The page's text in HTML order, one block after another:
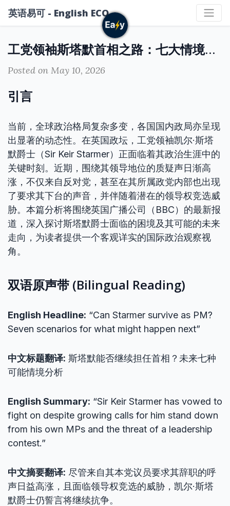
英语易可 - English ECO
工党领袖斯塔默首相之路：七大情境分析
Posted on May 10, 2026
引言
当前，全球政治格局复杂多变，各国国内政局亦呈现
出显著的动态性。在英国政坛，工党领袖凯尔·斯塔
默爵士（Sir Keir Starmer）正面临着其政治生涯中的
关键时刻。近期，围绕其领导地位的质疑声日渐高
涨，不仅来自反对党，甚至在其所属政党内部也出现
了要求其下台的声音，并伴随着潜在的领导权竞选威
胁。本篇分析将围绕英国广播公司（BBC）的最新报
道，深入探讨斯塔默爵士面临的困境及其可能的未来
走向，为读者提供一个客观详实的国际政治观察视
角。
双语原声带 (Bilingual Reading)
English Headline: “Can Starmer survive as PM?
Seven scenarios for what might happen next”
中文标题翻译: 斯塔默能否继续担任首相？未来七种
可能情境分析
English Summary: “Sir Keir Starmer has vowed to
fight on despite growing calls for him stand down
from his own MPs and the threat of a leadership
contest.”
中文摘要翻译: 尽管来自其本党议员要求其辞职的呼
声日益高涨，且面临领导权竞选的威胁，凯尔·斯塔
默爵士仍誓言将继续抗争。